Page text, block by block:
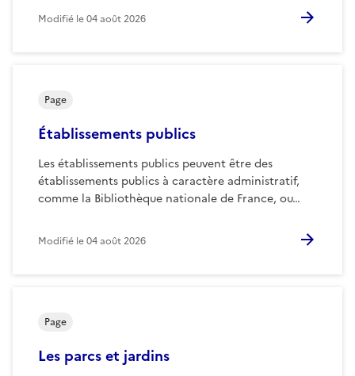
Modifié le04 août 2026
Établissements publics
Les établissements publics peuvent être des
établissements publics à caractère administratif,
comme la Bibliothèque nationale de France, ou…
Page
Modifié le04 août 2026
Les parcs et jardins
Page